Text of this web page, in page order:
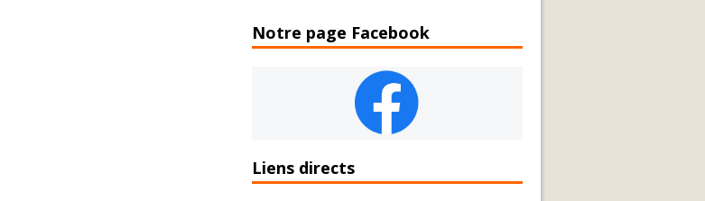
Notre page Facebook
Liens directs